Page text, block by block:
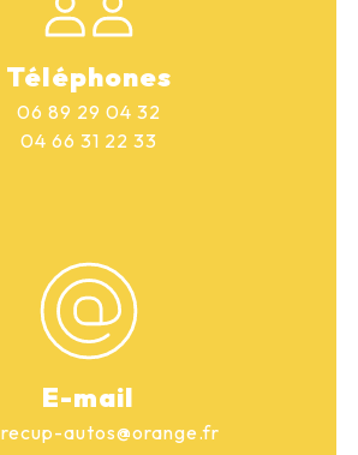
Téléphones
06 89 29 04 32
04 66 31 22 33
E-mail
autos@orange.fr